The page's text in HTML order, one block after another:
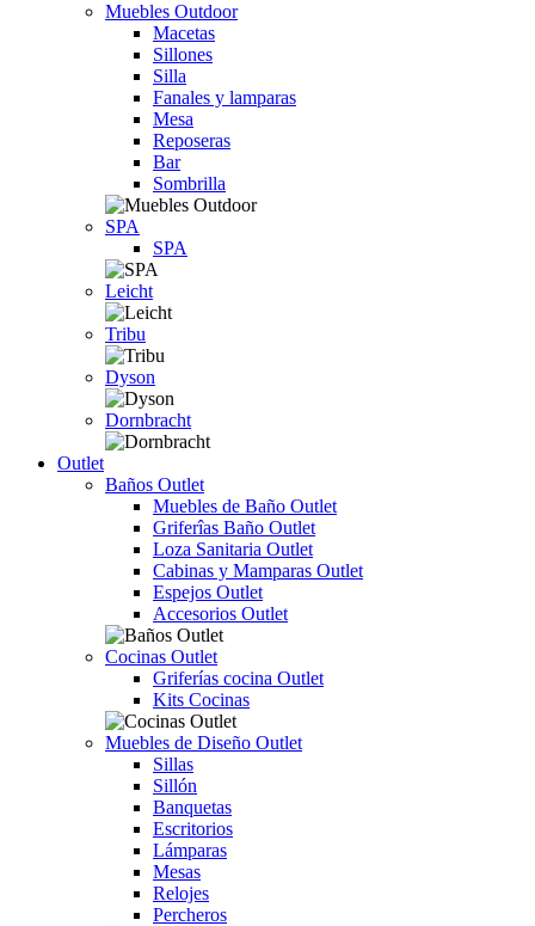
Muebles Outdoor
Macetas
Sillones
Silla
Fanales y lamparas
Mesa
Reposeras
Bar
Sombrilla
SPA
SPA
Leicht
Tribu
Dyson
Dornbracht
Outlet
Baños Outlet
Muebles de Baño Outlet
Griferîas Baño Outlet
Loza Sanitaria Outlet
Cabinas y Mamparas Outlet
Espejos Outlet
Accesorios Outlet
Cocinas Outlet
Griferías cocina Outlet
Kits Cocinas
Muebles de Diseño Outlet
Sillas
Sillón
Banquetas
Escritorios
Lámparas
Mesas
Relojes
Percheros